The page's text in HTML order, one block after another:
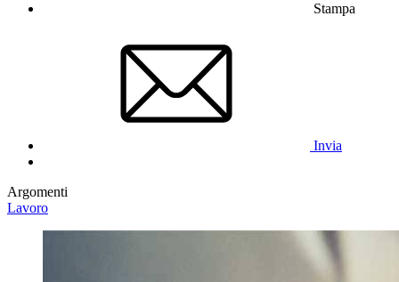
Stampa
Invia
Argomenti
Lavoro